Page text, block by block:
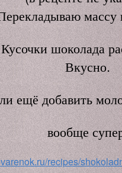
массу
Кусочки шоколада
Вкусно.
ещё добавить
вообще
recipes/